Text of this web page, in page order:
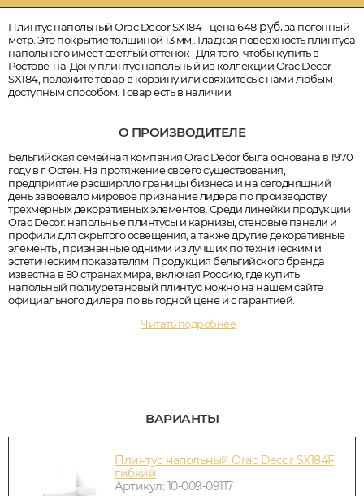
Плинтус напольный Orac Decor SX184 - цена 648руб.за погонный
метр. Это покрытие толщиной 13 мм,. Гладкая поверхность плинтуса
напольного имеет светлый оттенок . Для того, чтобы купить в
Ростове-на-Дону плинтус напольный из коллекции Orac Decor
SX184, положите товар в корзину или свяжитесь с нами любым
доступным способом. Товар есть в наличии.
О ПРОИЗВОДИТЕЛЕ
Бельгийская семейная компания Orac Decor была основана в 1970
году в г. Остен. На протяжение своего существования,
предприятие расширяло границы бизнеса и на сегодняшний
день завоевало мировое признание лидера по производству
трехмерных декоративных элементов. Среди линейки продукции
Orac Decor: напольные плинтусы и карнизы, стеновые панели и
профили для скрытого освещения, а также другие декоративные
элементы, признанные одними из лучших по техническим и
эстетическим показателям. Продукция бельгийского бренда
известна в 80 странах мира, включая Россию, где купить
напольный полиуретановый плинтус можно на нашем сайте
официального дилера по выгодной цене и с гарантией.
Читать подробнее
ВАРИАНТЫ
Плинтус напольный Orac Decor SX184F
гибкий
Артикул: 10-009-09117